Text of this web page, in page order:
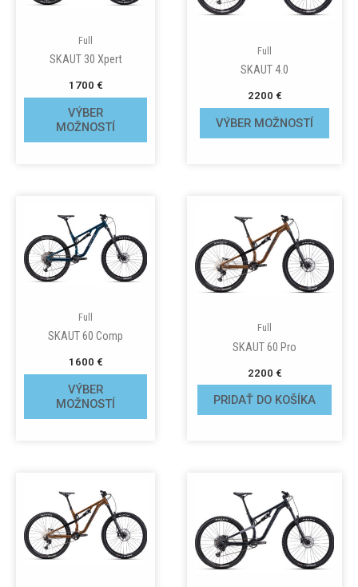
Full
SKAUT 30 Xpert
1700 €
VÝBER
MOŽNOSTÍ
Full
SKAUT 4.0
2200 €
VÝBER MOŽNOSTÍ
Full
SKAUT 60 Comp
1600 €
VÝBER
MOŽNOSTÍ
Full
SKAUT 60 Pro
2200 €
PRIDAŤ DO KOŠÍKA